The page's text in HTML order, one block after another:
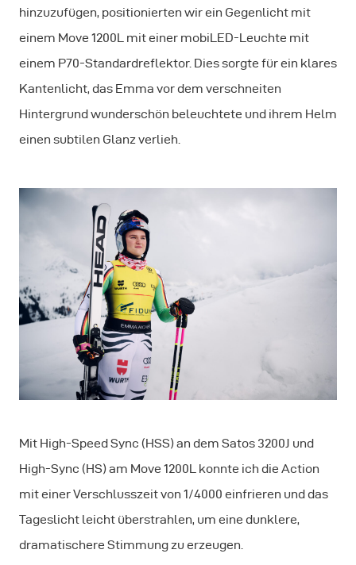
hinzuzufügen, positionierten wir ein Gegenlicht mit
einem Move 1200L mit einer mobiLED-Leuchte mit
einem P70-Standardreflektor. Dies sorgte für ein klares
Kantenlicht, das Emma vor dem verschneiten
Hintergrund wunderschön beleuchtete und ihrem Helm
einen subtilen Glanz verlieh.
Mit High-Speed Sync (HSS) an dem Satos 3200J und
High-Sync (HS) am Move 1200L konnte ich die Action
mit einer Verschlusszeit von 1/4000 einfrieren und das
Tageslicht leicht überstrahlen, um eine dunklere,
dramatischere Stimmung zu erzeugen.